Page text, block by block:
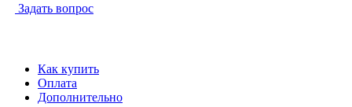
Задать вопрос
Как купить
Оплата
Дополнительно